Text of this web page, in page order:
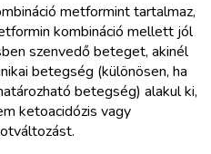
metformint tartalmaz,
kombináció mellett jól
szenvedő beteget, akinél
betegség (különösen, ha
betegség) alakul ki,
ketoacidózis vagy